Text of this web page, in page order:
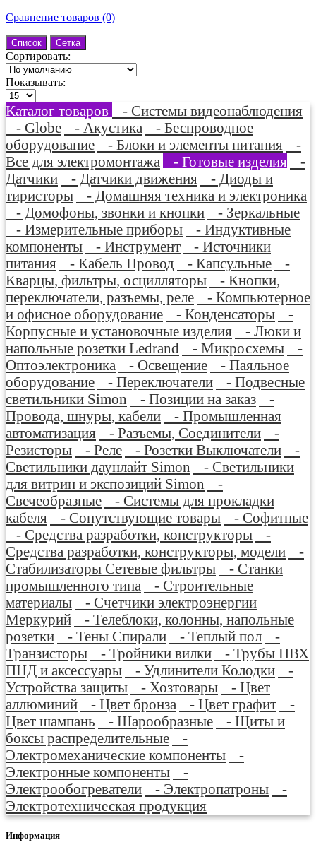
Сравнение товаров (0)
Список Сетка
Сортировать:
Показывать:
Каталог товаров
- Системы видеонаблюдения
- Globe
- Акустика
- Беспроводное
оборудование
- Блоки и элементы питания
-
Все для электромонтажа
- Готовые изделия
-
Датчики
- Датчики движения
- Диоды и
тиристоры
- Домашняя техника и электроника
- Домофоны, звонки и кнопки
- Зеркальные
- Измерительные приборы
- Индуктивные
компоненты
- Инструмент
- Источники
питания
- Кабель Провод - Капсульные
-
Кварцы, фильтры, осцилляторы
- Кнопки,
переключатели, разъемы, реле
- Компьютерное
и офисное оборудование
- Конденсаторы
-
Корпусные и установочные изделия
- Люки и
напольные розетки Ledrand
- Микросхемы
-
Оптоэлектроника
- Освещение
- Паяльное
оборудование
- Переключатели
- Подвесные
светильники Simon
- Позиции на заказ
-
Провода, шнуры, кабели
- Промышленная
автоматизация
- Разъемы, Соединители
-
Резисторы
- Реле - Розетки Выключатели
-
Светильники даунлайт Simon
- Светильники
для витрин и экспозиций Simon
-
Свечеобразные
- Системы для прокладки
кабеля
- Сопутствующие товары
- Софитные
- Средства разработки, конструкторы
-
Средства разработки, конструкторы, модели
-
Стабилизаторы Сетевые фильтры
- Станки
промышленного типа
- Строительные
материалы
- Счетчики электроэнергии
Меркурий
- Телеблоки, колонны, напольные
розетки
- Тены Спирали - Теплый пол
-
Транзисторы
- Тройники вилки
- Трубы ПВХ
ПНД и аксессуары
- Удлинители Колодки
-
Устройства защиты
- Хозтовары
- Цвет
аллюминий
- Цвет бронза - Цвет графит
-
Цвет шампань
- Шарообразные
- Щиты и
боксы распределительные
-
Электромеханические компоненты
-
Электронные компоненты
-
Электрообогреватели
- Электропатроны
-
Электротехническая продукция
Информация